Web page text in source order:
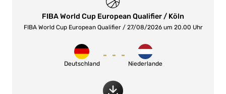
FIBA World Cup European Qualifier / Köln
FIBA World Cup European Qualifier / 27/08/2026 um 20.00 Uhr
Deutschland
- - -
Niederlande